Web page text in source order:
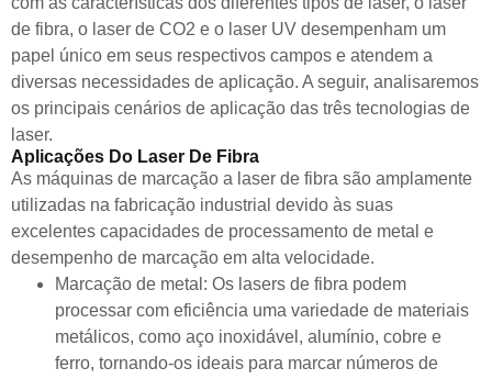
de fibra, o laser de CO2 e o laser UV desempenham um
papel único em seus respectivos campos e atendem a
diversas necessidades de aplicação. A seguir, analisaremos
os principais cenários de aplicação das três tecnologias de
laser.
Aplicações Do Laser De Fibra
As máquinas de marcação a laser de fibra são amplamente
utilizadas na fabricação industrial devido às suas
excelentes capacidades de processamento de metal e
desempenho de marcação em alta velocidade.
Marcação de metal: Os lasers de fibra podem
processar com eficiência uma variedade de materiais
metálicos, como aço inoxidável, alumínio, cobre e
ferro, tornando-os ideais para marcar números de